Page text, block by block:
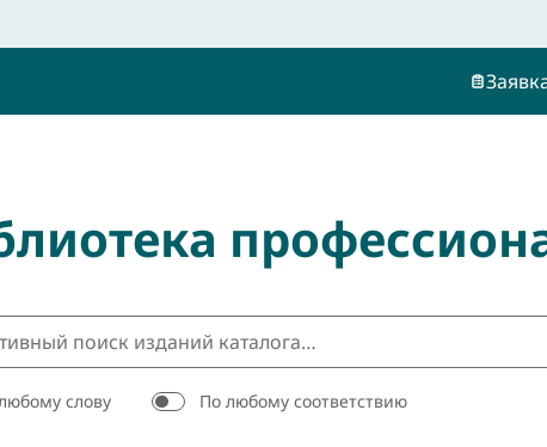
слову По любому соответствию